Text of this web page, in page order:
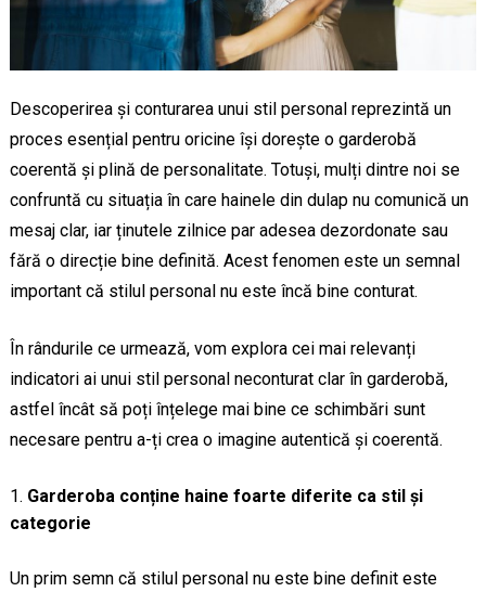
Descoperirea și conturarea unui stil personal reprezintă un
proces esențial pentru oricine își dorește o garderobă
coerentă și plină de personalitate. Totuși, mulți dintre noi se
confruntă cu situația în care hainele din dulap nu comunică un
mesaj clar, iar ținutele zilnice par adesea dezordonate sau
fără o direcție bine definită. Acest fenomen este un semnal
important că stilul personal nu este încă bine conturat.
În rândurile ce urmează, vom explora cei mai relevanți
indicatori ai unui stil personal neconturat clar în garderobă,
astfel încât să poți înțelege mai bine ce schimbări sunt
necesare pentru a-ți crea o imagine autentică și coerentă.
Garderoba conține haine foarte diferite ca stil și
categorie
Un prim semn că stilul personal nu este bine definit este